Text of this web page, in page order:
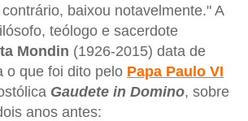
baixou notavelmente." A
teólogo e sacerdote
Mondin (1926-2015) data de
o que foi dito pelo Papa Paulo VI
Gaudete in Domino, sobre
anos antes: